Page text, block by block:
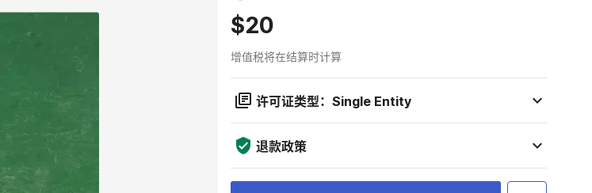
$20
增值税将在结算时计算
许可证类型：Single Entity
退款政策